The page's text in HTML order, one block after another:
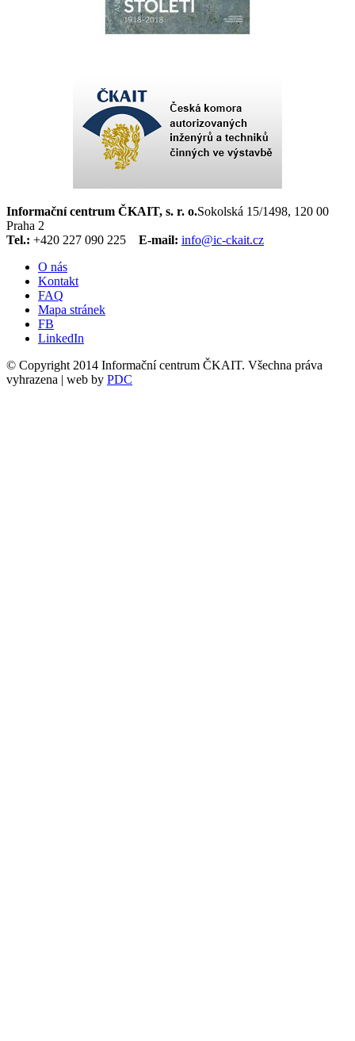
Informační centrum ČKAIT, s. r. o.Sokolská 15/1498, 120 00
Praha 2
Tel.: +420 227 090 225 E-mail: info@ic-ckait.cz
O nás
Kontakt
FAQ
Mapa stránek
FB
LinkedIn
© Copyright 2014 Informační centrum ČKAIT. Všechna práva
vyhrazena | web by PDC